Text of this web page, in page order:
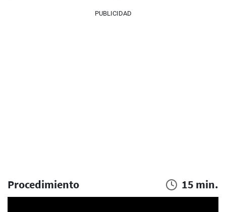
PUBLICIDAD
Procedimiento 15 min.